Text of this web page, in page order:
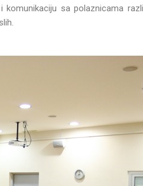
sa polaznicama